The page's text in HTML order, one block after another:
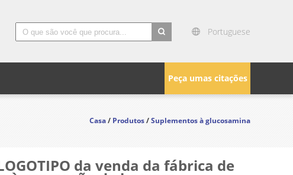
Portuguese
Peça umas citações
Casa/Produtos/Suplementos à glucosamina
da venda da fábrica de